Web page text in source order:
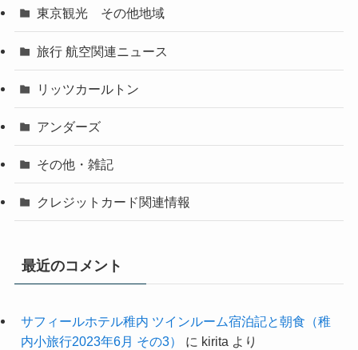
東京観光 その他地域
旅行 航空関連ニュース
リッツカールトン
アンダーズ
その他・雑記
クレジットカード関連情報
最近のコメント
サフィールホテル稚内 ツインルーム宿泊記と朝食（稚
内小旅行2023年6月 その3）
に kirita より